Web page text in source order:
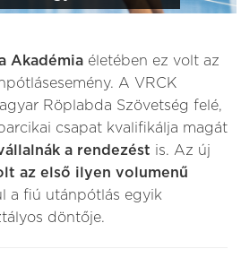
Akadémia életében ez volt az
A VRCK
Röplabda Szövetség felé,
csapat kvalifikálja magát
a rendezést is. Az új
az első ilyen volumenű
a fiú utánpótlás egyik
döntője.